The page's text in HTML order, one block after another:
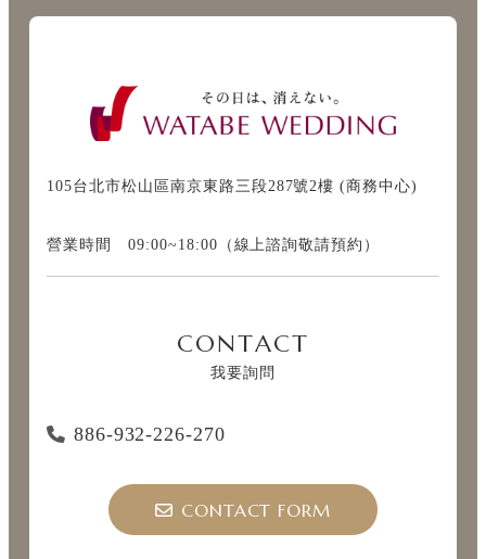
105台北市松山區南京東路三段287號2樓 (商務中心)
營業時間 09:00~18:00（線上諮詢敬請預約）
CONTACT
我要詢問
886-932-226-270
CONTACT FORM